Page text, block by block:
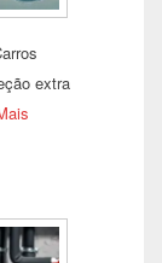
extra